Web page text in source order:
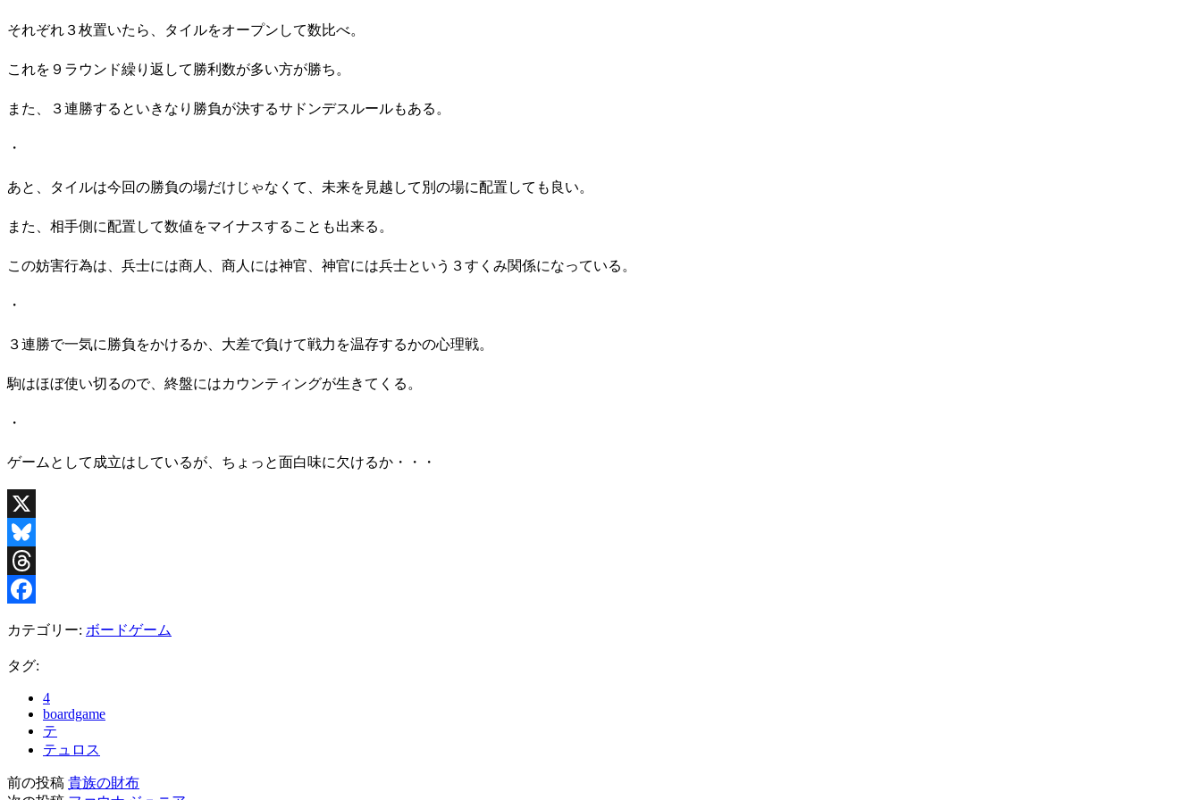
それぞれ３枚置いたら、タイルをオープンして数比べ。
これを９ラウンド繰り返して勝利数が多い方が勝ち。
また、３連勝するといきなり勝負が決するサドンデスルールもある。
・
あと、タイルは今回の勝負の場だけじゃなくて、未来を見越して別の場に配置しても良い。
また、相手側に配置して数値をマイナスすることも出来る。
この妨害行為は、兵士には商人、商人には神官、神官には兵士という３すくみ関係になっている。
・
３連勝で一気に勝負をかけるか、大差で負けて戦力を温存するかの心理戦。
駒はほぼ使い切るので、終盤にはカウンティングが生きてくる。
・
ゲームとして成立はしているが、ちょっと面白味に欠けるか・・・
X
Bluesky
Threads
カテゴリー: ボードゲーム
タグ:
4
boardgame
テ
テュロス
前の投稿 貴族の財布